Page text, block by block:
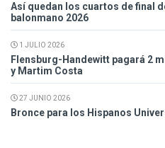
Así quedan los cuartos de final
balonmano 2026
1 JULIO 2026
Flensburg-Handewitt pagará 2
y Martim Costa
27 JUNIO 2026
Bronce para los Hispanos